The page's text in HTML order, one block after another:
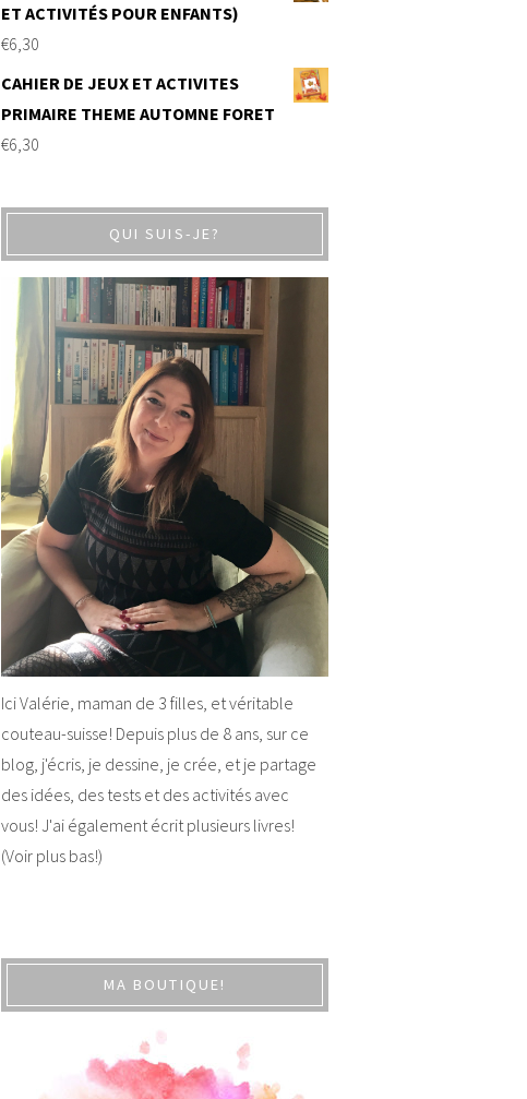
ET ACTIVITÉS POUR ENFANTS)
€6,30
CAHIER DE JEUX ET ACTIVITES
PRIMAIRE THEME AUTOMNE FORET
€6,30
QUI SUIS-JE?
Ici Valérie, maman de 3 filles, et véritable
couteau-suisse! Depuis plus de 8 ans, sur ce
blog, j'écris, je dessine, je crée, et je partage
des idées, des tests et des activités avec
vous! J'ai également écrit plusieurs livres!
(Voir plus bas!)
MA BOUTIQUE!